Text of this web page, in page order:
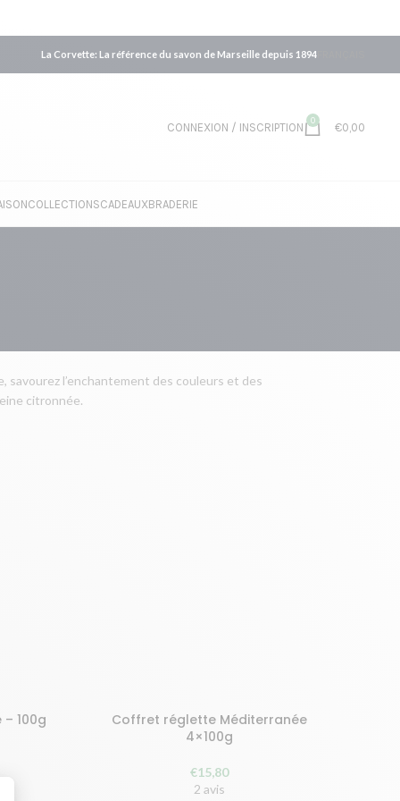
La Corvette: La référence du savon de Marseille depuis 1894
CONNEXION / INSCRIPTION 0 €0,00
COLLECTIONSCADEAUXBRADERIE
l’enchantement des couleurs et des
citronnée.
100g AJOUTER AU PANIER
Coffret réglette Méditerranée
4×100g
€15,80
2 avis